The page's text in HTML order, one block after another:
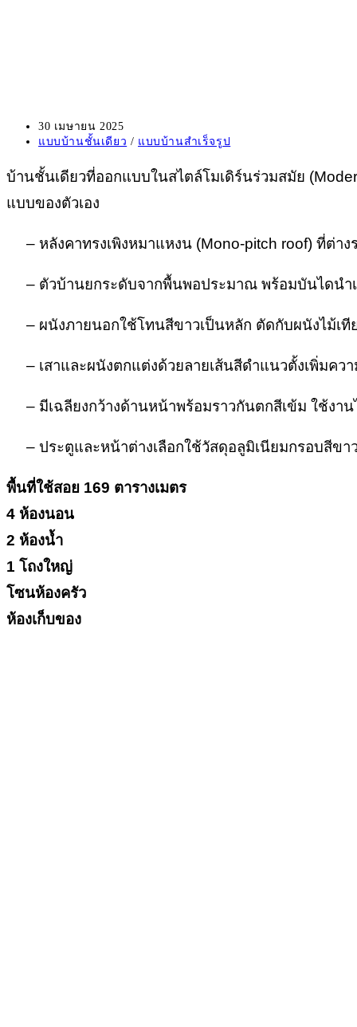
Post
published:
30 เมษายน 2025
Post
แบบบ้านชั้นเดียว / แบบบ้านสำเร็จรูป
บ้านชั้นเดียวที่ออกแบบในสไตล์โมเดิร์นร่วมสมัย
แบบของตัวเอง
– หลังคาทรงเพิงหมาแหงน (Mono-pitch roof) ที่ต่า
– ตัวบ้านยกระดับจากพื้นพอประมาณ พร้อมบันไดนำ
– ผนังภายนอกใช้โทนสีขาวเป็นหลัก ตัดกับผนังไม้เที
– เสาและผนังตกแต่งด้วยลายเส้นสีดำแนวตั้งเพิ่มคว
– มีเฉลียงกว้างด้านหน้าพร้อมราวกันตกสีเข้ม ใช้งา
– ประตูและหน้าต่างเลือกใช้วัสดุอลูมิเนียมกรอบสีข
พื้นที่ใช้สอย 169 ตารางเมตร
4 ห้องนอน
2 ห้องน้ำ
1 โถงใหญ่
โซนห้องครัว
ห้องเก็บของ